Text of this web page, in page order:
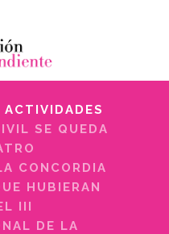
ACTIVIDADES
SE QUEDA
CONCORDIA
HUBIERAN
III
DE LA